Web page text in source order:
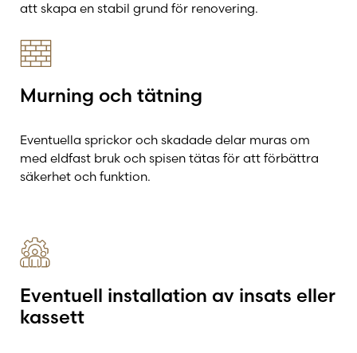
att skapa en stabil grund för renovering.
Murning och tätning
Eventuella sprickor och skadade delar muras om
med eldfast bruk och spisen tätas för att förbättra
säkerhet och funktion.
Eventuell installation av insats eller
kassett